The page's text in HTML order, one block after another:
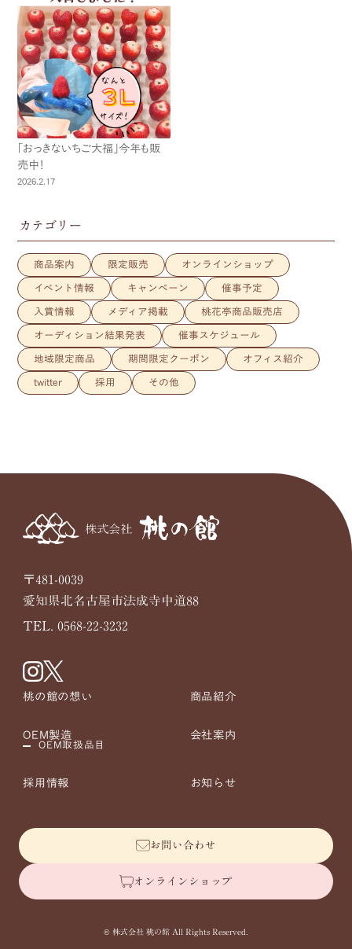
「おっきないちご大福」今年も販
売中！
2026.2.17
カテゴリー
商品案内 限定販売 オンラインショップ
イベント情報 キャンペーン 催事予定
入賞情報 メディア掲載 桃花亭商品販売店
オーディション結果発表 催事スケジュール
地域限定商品 期間限定クーポン オフィス紹介
twitter 採用 その他
〒481-0039
愛知県北名古屋市法成寺中道88
TEL. 0568-22-3232
桃の館の想い 商品紹介
OEM製造
OEM取扱品目
会社案内
採用情報 お知らせ
お問い合わせ
オンラインショップ
© 株式会社 桃の館 All Rights Reserved.